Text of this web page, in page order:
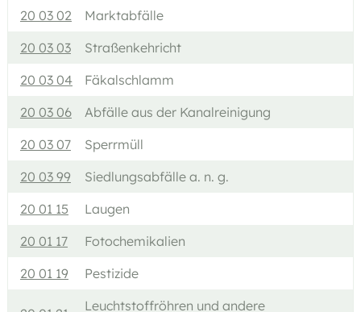
20 03 02
Marktabfälle
20 03 03
Straßenkehricht
20 03 04
Fäkalschlamm
20 03 06
Abfälle aus der Kanalreinigung
20 03 07
Sperrmüll
20 03 99
Siedlungsabfälle a. n. g.
20 01 15
Laugen
20 01 17
Fotochemikalien
20 01 19
Pestizide
Leuchtstoffröhren und andere